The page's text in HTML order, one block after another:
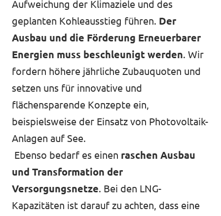
Aufweichung der Klimaziele und des
geplanten Kohleausstieg führen. Der
Ausbau und die Förderung Erneuerbarer
Energien muss beschleunigt werden. Wir
fordern höhere jährliche Zubauquoten und
setzen uns für innovative und
flächensparende Konzepte ein,
beispielsweise der Einsatz von Photovoltaik-
Anlagen auf See.
Ebenso bedarf es einen raschen Ausbau
und Transformation der
Versorgungsnetze. Bei den LNG-
Kapazitäten ist darauf zu achten, dass eine